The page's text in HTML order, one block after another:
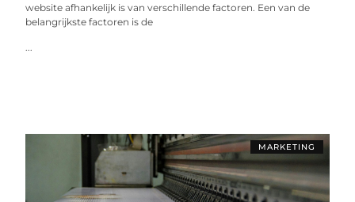
website afhankelijk is van verschillende factoren. Een van de
belangrijkste factoren is de
...
MARKETING